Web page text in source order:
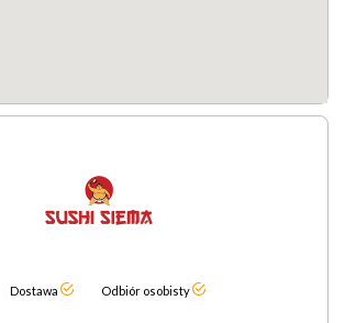
Dostawa Odbiór osobisty